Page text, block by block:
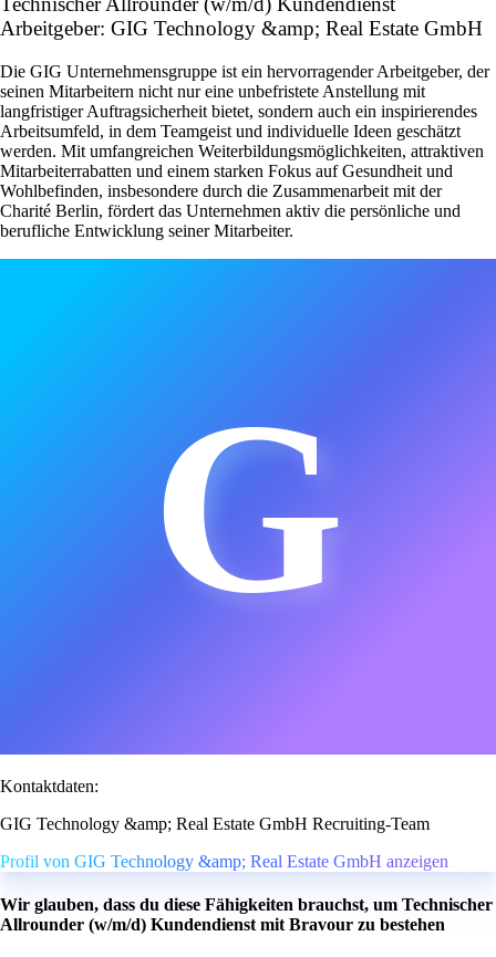
Arbeitgeber: GIG Technology &amp; Real Estate GmbH
Die GIG Unternehmensgruppe ist ein hervorragender Arbeitgeber, der
seinen Mitarbeitern nicht nur eine unbefristete Anstellung mit
langfristiger Auftragsicherheit bietet, sondern auch ein inspirierendes
Arbeitsumfeld, in dem Teamgeist und individuelle Ideen geschätzt
werden. Mit umfangreichen Weiterbildungsmöglichkeiten, attraktiven
Mitarbeiterrabatten und einem starken Fokus auf Gesundheit und
Wohlbefinden, insbesondere durch die Zusammenarbeit mit der
Charité Berlin, fördert das Unternehmen aktiv die persönliche und
berufliche Entwicklung seiner Mitarbeiter.
G
Kontaktdaten:
GIG Technology &amp; Real Estate GmbH Recruiting-Team
Profil von GIG Technology &amp; Real Estate GmbH anzeigen
Wir glauben, dass du diese Fähigkeiten brauchst, um Technischer
Allrounder (w/m/d) Kundendienst mit Bravour zu bestehen